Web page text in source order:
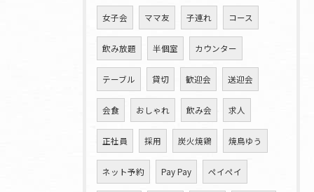
女子会 ママ友 子連れ コース
飲み放題 半個室 カウンター
テーブル 貸切 歓迎会 送迎会
会食 おしゃれ 飲み会 求人
正社員 採用 炭火焼鶏 焼鳥ゆう
ネット予約 Pay Pay ペイペイ